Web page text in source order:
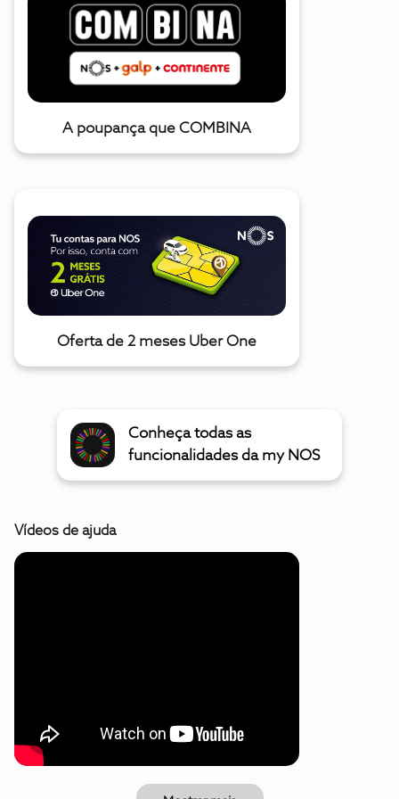
A poupança que COMBINA
Oferta de 2 meses Uber One
Conheça todas as
funcionalidades da my NOS
Vídeos de ajuda